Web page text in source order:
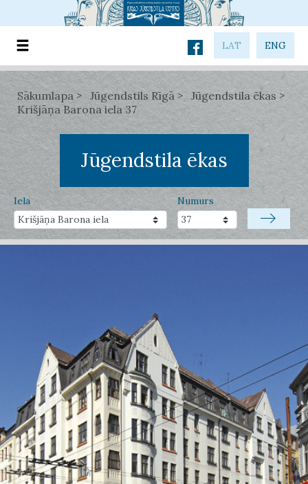
LAT ENG
Sākumlapa Jūgendstils Rīgā
Jūgendstila ēkas
Krišjāņa Barona iela 37
Jūgendstila ēkas
Iela Numurs